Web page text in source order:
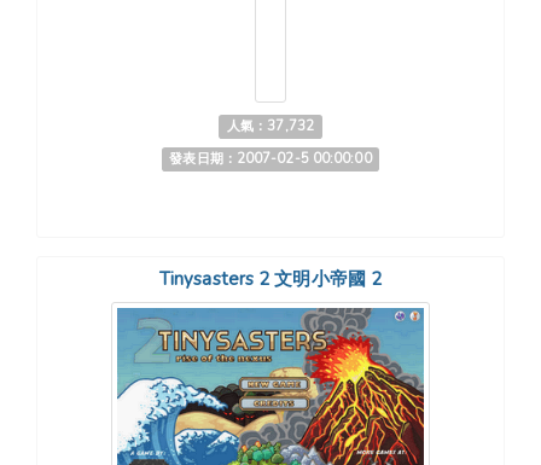
人氣：37,732
發表日期：2007-02-5 00:00:00
Tinysasters 2 文明小帝國 2